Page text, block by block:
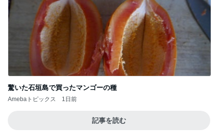
驚いた石垣島で買ったマンゴーの種
Amebaトピックス 1日前
記事を読む